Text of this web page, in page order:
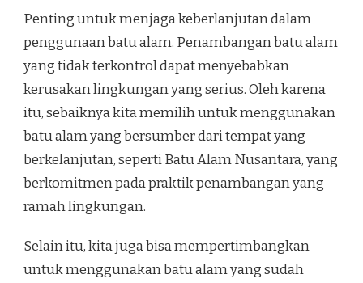
Penting untuk menjaga keberlanjutan dalam
penggunaan batu alam. Penambangan batu alam
yang tidak terkontrol dapat menyebabkan
kerusakan lingkungan yang serius. Oleh karena
itu, sebaiknya kita memilih untuk menggunakan
batu alam yang bersumber dari tempat yang
berkelanjutan, seperti Batu Alam Nusantara, yang
berkomitmen pada praktik penambangan yang
ramah lingkungan.
Selain itu, kita juga bisa mempertimbangkan
untuk menggunakan batu alam yang sudah